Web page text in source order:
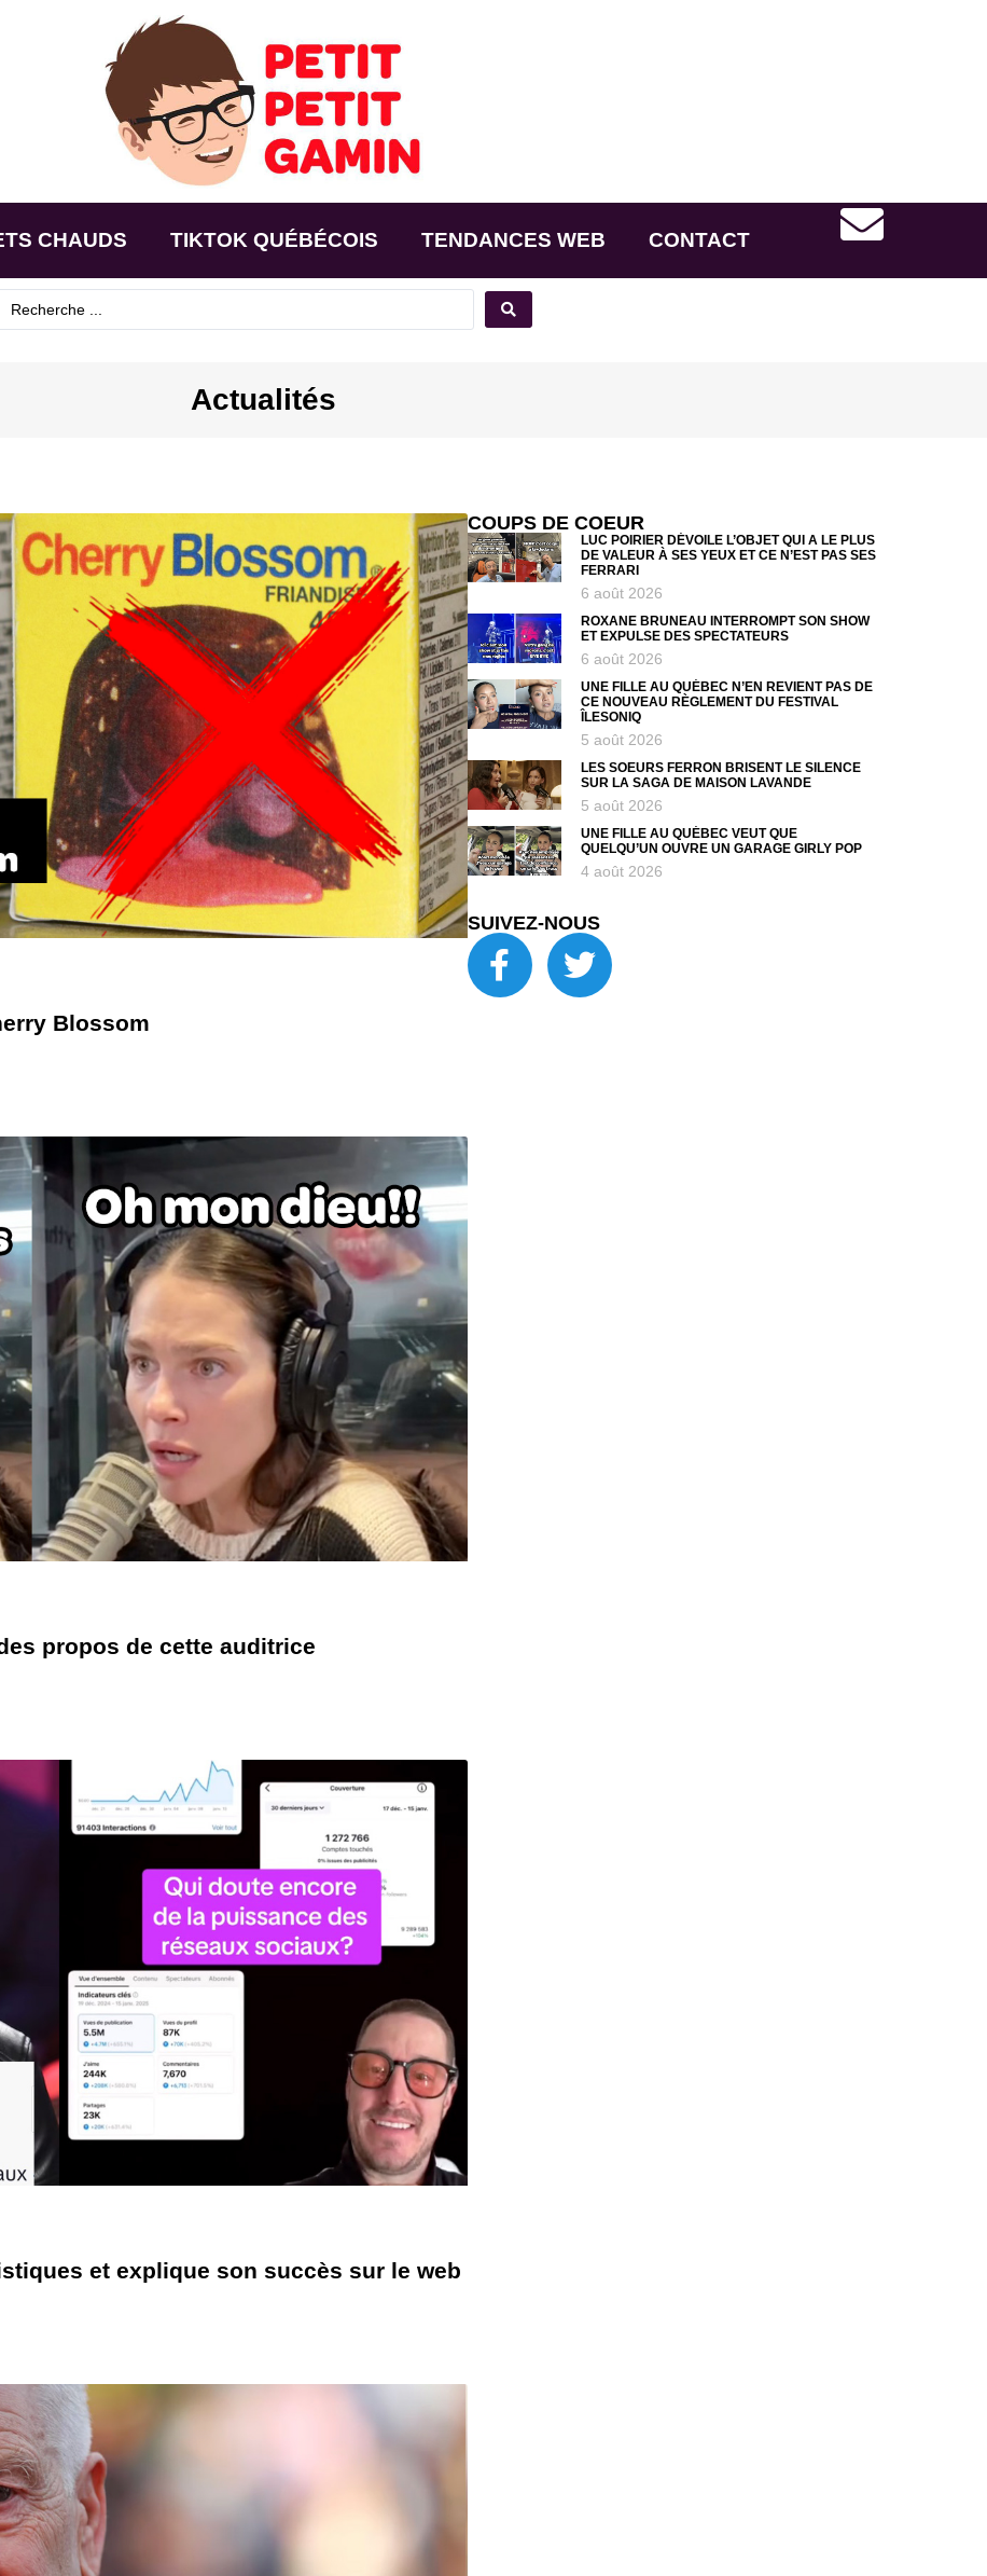
CHAUDS TIKTOK QUÉBÉCOIS TENDANCES WEB CONTACT
Actualités
Blossom
propos de cette auditrice
et explique son succès sur le web
COUPS DE COEUR
LUC POIRIER DÉVOILE L’OBJET QUI A LE PLUS
DE VALEUR À SES YEUX ET CE N’EST PAS SES
FERRARI
6 août 2026
ROXANE BRUNEAU INTERROMPT SON SHOW
ET EXPULSE DES SPECTATEURS
6 août 2026
UNE FILLE AU QUÉBEC N’EN REVIENT PAS DE
CE NOUVEAU RÈGLEMENT DU FESTIVAL
ÎLESONIQ
5 août 2026
LES SOEURS FERRON BRISENT LE SILENCE
SUR LA SAGA DE MAISON LAVANDE
5 août 2026
UNE FILLE AU QUÉBEC VEUT QUE
QUELQU’UN OUVRE UN GARAGE GIRLY POP
4 août 2026
SUIVEZ-NOUS